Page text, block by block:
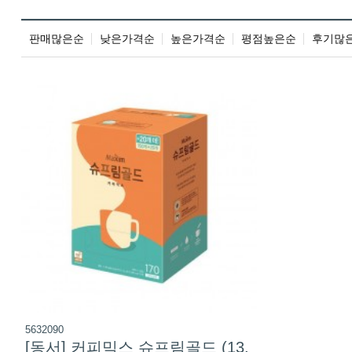
판매많은순 낮은가격순 높은가격순 평점높은순 후기많
5632090
[동서] 커피믹스 슈프림골드 (13.